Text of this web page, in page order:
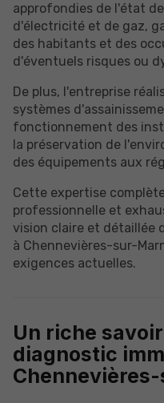
approfondies de l'état
d'électricité et de gaz,
des habitants et des
d'éventuels risques ou
De plus, l'entreprise
systèmes
fonctionnement des
la préservation de
des équipements aux
Cette expertise
professionnelle et
vision claire et détaillée
à Chennevières-sur-
exigences actuelles.
Un riche
diagnostic